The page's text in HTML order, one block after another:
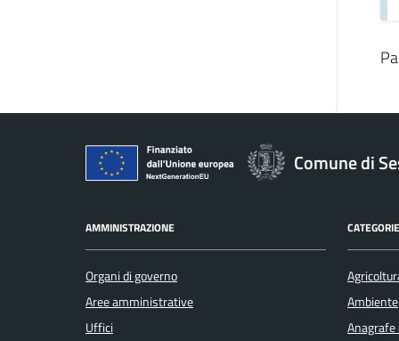
Comune di
AMMINISTRAZIONE
Organi di governo
Aree amministrative
Uffici
Ambiente